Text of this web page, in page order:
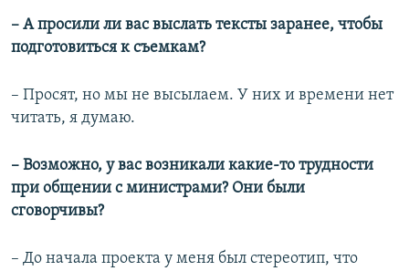
– А просили ли вас выслать тексты заранее, чтобы
подготовиться к съемкам?
– Просят, но мы не высылаем. У них и времени нет
читать, я думаю.
– Возможно, у вас возникали какие-то трудности
при общении с министрами? Они были
сговорчивы?
– До начала проекта у меня был стереотип, что